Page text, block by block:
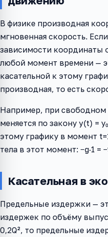
В физике производная
мгновенная скорость.
зависимости координаты
любой момент времени —
касательной к этому
производная, то есть
Например, при свободном
меняется по закону y(t) =
этому графику в момент
тела в этот момент: −g·1 =
Касательная в
Предельные издержки —
издержек по объёму
0,2Q², то предельные